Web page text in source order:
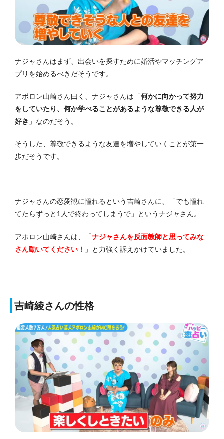
ナジャさんはまず、出会いを探すために婚活やマッチングア
プリを始めるべきだそうです。
アポロン山崎さん曰く、ナジャさんは「何かに向かって努力
をしていたり、何か学べることがあるような尊敬できる人が
好き 」なのだそう。
そうした、尊敬できるような友達を増やしていくことが第一
歩だそうです。
ナジャさんの恋愛観に憧れるという吉崎さんに、「でも憧れ
てたらずっと1人で終わってしまうで」というナジャさん。
アポロン山崎さんは、「ナジャさんを反面教師と思ってみな
さん動いてください！
」と力強く訴えかけていました。
吉崎綾さんの性格